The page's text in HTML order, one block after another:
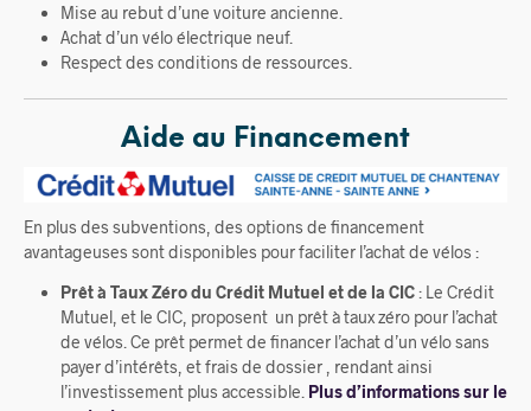
Mise au rebut d’une voiture ancienne.
Achat d’un vélo électrique neuf.
Respect des conditions de ressources.
Aide au Financement
En plus des subventions, des options de financement
avantageuses sont disponibles pour faciliter l’achat de vélos :
Prêt à Taux Zéro du Crédit Mutuel et de la CIC: Le Crédit
Mutuel, et le CIC, proposent un prêt à taux zéro pour l’achat
de vélos. Ce prêt permet de financer l’achat d’un vélo sans
payer d’intérêts, et frais de dossier , rendant ainsi
l’investissement plus accessible. Plus d’informations sur le